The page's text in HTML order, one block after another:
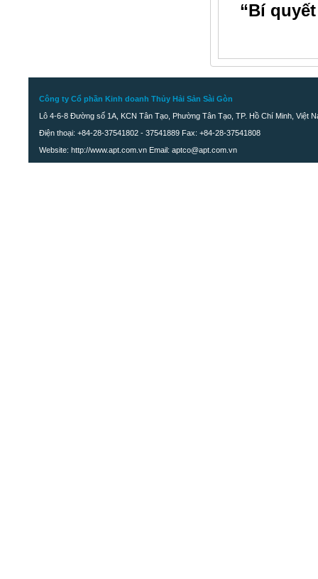
“Bí
Công ty Cổ phần Kinh doanh Thủy Hải Sản Sài Gòn
Lô 4-6-8 Đường số 1A, KCN Tân Tạo, Phường Tân Tạo, TP. Hồ Chí Minh, Việt
Điện thoại: +84-28-37541802 - 37541889 Fax: +84-28-37541808
Website: http://www.apt.com.vn Email: aptco@apt.com.vn